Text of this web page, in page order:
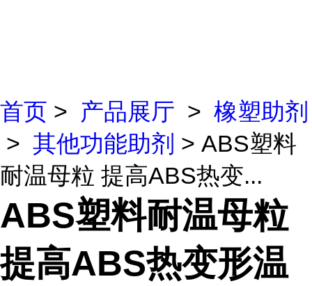
首页 > 产品展厅 > 橡塑助剂
> 其他功能助剂 > ABS塑料
耐温母粒 提高ABS热变...
ABS塑料耐温母粒
提高ABS热变形温